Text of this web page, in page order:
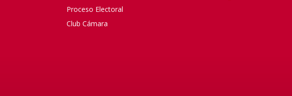
Proceso Electoral
Club Cámara